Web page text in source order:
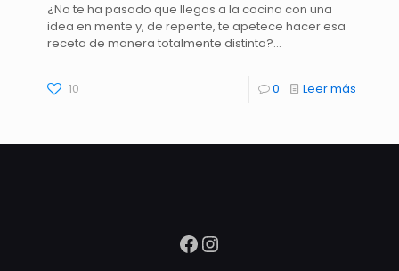
¿No te ha pasado que llegas a la cocina con una
idea en mente y, de repente, te apetece hacer esa
receta de manera totalmente distinta?…
10 0 Leer más
Facebook
Instagram